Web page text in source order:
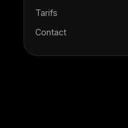
Tarifs
Contact